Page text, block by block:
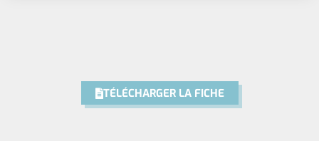
TÉLÉCHARGER LA FICHE